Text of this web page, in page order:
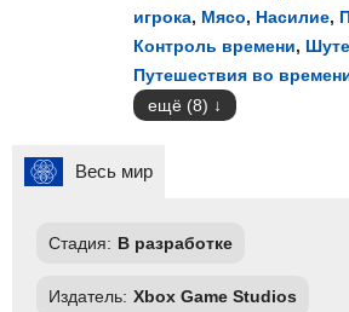
игрока, Мясо, Насилие,
Контроль времени,
Путешествия во
ещё (8)
Весь мир
Стадия: В разработке
Издатель: Xbox Game Studios